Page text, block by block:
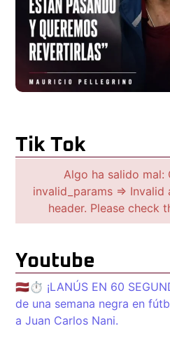
Tik Tok
Algo ha salido mal:
invalid_params =>
header. Please check
Youtube
🇱🇻⏱️ ¡LANÚS EN 60
de una semana negra en
a Juan Carlos Nani.